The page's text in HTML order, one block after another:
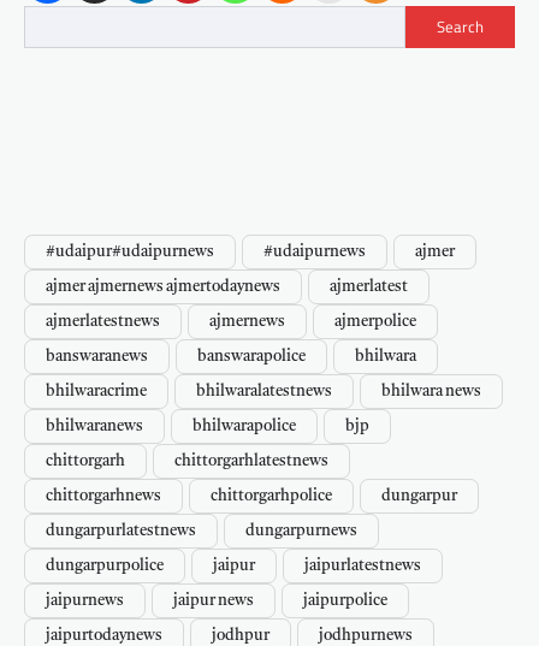
Search
#udaipur#udaipurnews #udaipurnews ajmer
ajmer ajmernews ajmertodaynews ajmerlatest
ajmerlatestnews ajmernews ajmerpolice
banswaranews banswarapolice bhilwara
bhilwaracrime bhilwaralatestnews bhilwara news
bhilwaranews bhilwarapolice bjp
chittorgarh chittorgarhlatestnews
chittorgarhnews chittorgarhpolice dungarpur
dungarpurlatestnews dungarpurnews
dungarpurpolice jaipur jaipurlatestnews
jaipurnews jaipur news jaipurpolice
jaipurtodaynews jodhpur jodhpurnews